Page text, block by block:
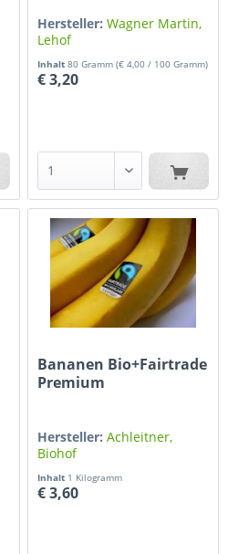
Hersteller: Wagner Martin,
Lehof
Inhalt80 Gramm(€ 4,00 / 100 Gramm)
€ 3,20
Bananen Bio+Fairtrade
Premium
Hersteller: Achleitner,
Biohof
Inhalt 1 Kilogramm
€ 3,60